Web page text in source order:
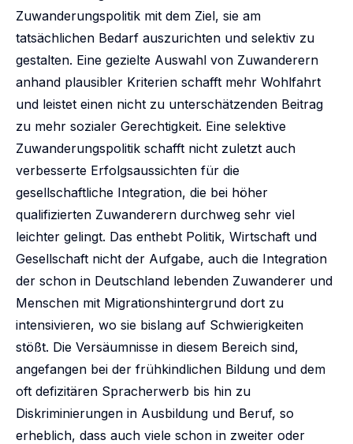
Zuwanderungspolitik mit dem Ziel, sie am
tatsächlichen Bedarf auszurichten und selektiv zu
gestalten. Eine gezielte Auswahl von Zuwanderern
anhand plausibler Kriterien schafft mehr Wohlfahrt
und leistet einen nicht zu unterschätzenden Beitrag
zu mehr sozialer Gerechtigkeit. Eine selektive
Zuwanderungspolitik schafft nicht zuletzt auch
verbesserte Erfolgsaussichten für die
gesellschaftliche Integration, die bei höher
qualifizierten Zuwanderern durchweg sehr viel
leichter gelingt. Das enthebt Politik, Wirtschaft und
Gesellschaft nicht der Aufgabe, auch die Integration
der schon in Deutschland lebenden Zuwanderer und
Menschen mit Migrationshintergrund dort zu
intensivieren, wo sie bislang auf Schwierigkeiten
stößt. Die Versäumnisse in diesem Bereich sind,
angefangen bei der frühkindlichen Bildung und dem
oft defizitären Spracherwerb bis hin zu
Diskriminierungen in Ausbildung und Beruf, so
erheblich, dass auch viele schon in zweiter oder